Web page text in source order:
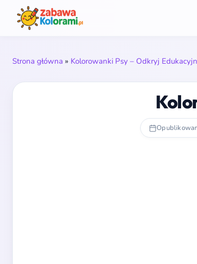
Strona główna » Kolorowanki Psy – Odkryj